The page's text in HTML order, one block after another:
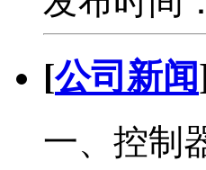
[公司新闻
一、控制